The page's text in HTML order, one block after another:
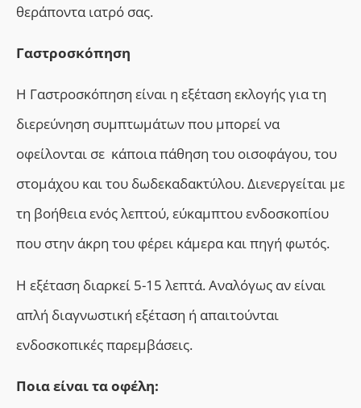
θεράποντα ιατρό σας.
Γαστροσκόπηση
Η Γαστροσκόπηση είναι η εξέταση εκλογής για τη
διερεύνηση συμπτωμάτων που μπορεί να
οφείλονται σε κάποια πάθηση του οισοφάγου, του
στομάχου και του δωδεκαδακτύλου. Διενεργείται με
τη βοήθεια ενός λεπτού, εύκαμπτου ενδοσκοπίου
που στην άκρη του φέρει κάμερα και πηγή φωτός.
Η εξέταση διαρκεί 5-15 λεπτά. Αναλόγως αν είναι
απλή διαγνωστική εξέταση ή απαιτούνται
ενδοσκοπικές παρεμβάσεις.
Ποια είναι τα οφέλη: